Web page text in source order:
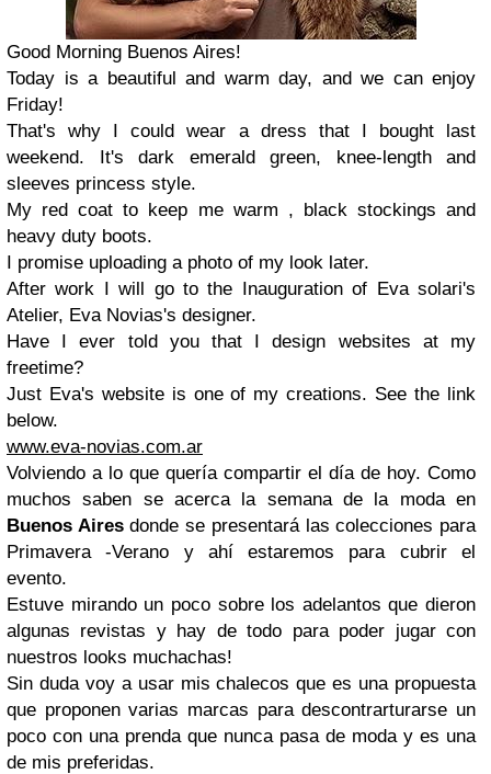
Good Morning Buenos Aires!
Today is a beautiful and warm day, and we can enjoy
Friday!
That's why I could wear a dress that I bought last
weekend. It's dark emerald green, knee-length and
sleeves princess style.
My red coat to keep me warm , black stockings and
heavy duty boots.
I promise uploading a photo of my look later.
After work I will go to the Inauguration of Eva solari's
Atelier, Eva Novias's designer.
Have I ever told you that I design websites at my
freetime?
Just Eva's website is one of my creations. See the link
below.
www.eva-novias.com.ar
Volviendo a lo que quería compartir el día de hoy. Como
muchos saben se acerca la semana de la moda en
Buenos Airesdonde se presentará las colecciones para
Primavera -Verano y ahí estaremos para cubrir el
evento.
Estuve mirando un poco sobre los adelantos que dieron
algunas revistas y hay de todo para poder jugar con
nuestros looks muchachas!
Sin duda voy a usar mis chalecos que es una propuesta
que proponen varias marcas para descontrarturarse un
poco con una prenda que nunca pasa de moda y es una
de mis preferidas.